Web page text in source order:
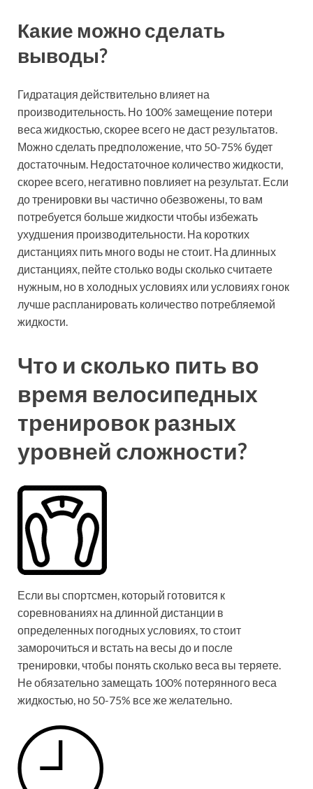
Какие можно сделать
выводы?
Гидратация действительно влияет на
производительность. Но 100% замещение потери
веса жидкостью, скорее всего не даст результатов.
Можно сделать предположение, что 50-75% будет
достаточным. Недостаточное количество жидкости,
скорее всего, негативно повлияет на результат. Если
до тренировки вы частично обезвожены, то вам
потребуется больше жидкости чтобы избежать
ухудшения производительности. На коротких
дистанциях пить много воды не стоит. На длинных
дистанциях, пейте столько воды сколько считаете
нужным, но в холодных условиях или условиях гонок
лучше распланировать количество потребляемой
жидкости.
Что и сколько пить во
время велосипедных
тренировок разных
уровней сложности?
Если вы спортсмен, который готовится к
соревнованиях на длинной дистанции в
определенных погодных условиях, то стоит
заморочиться и встать на весы до и после
тренировки, чтобы понять сколько веса вы теряете.
Не обязательно замещать 100% потерянного веса
жидкостью, но 50-75% все же желательно.